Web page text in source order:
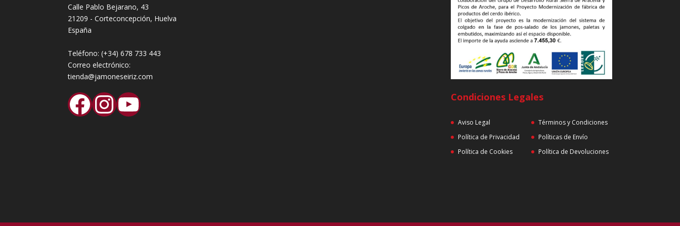
Calle Pablo Bejarano, 43
21209 - Corteconcepción, Huelva
España
Teléfono:(+34) 678 733 443
Correo electrónico:
tienda@jamoneseiriz.com
Facebook
Instagram
YouTube Condiciones Legales
Aviso Legal
Política de Privacidad
Política de Cookies
Términos y Condiciones
Políticas de Envío
Política de Devoluciones